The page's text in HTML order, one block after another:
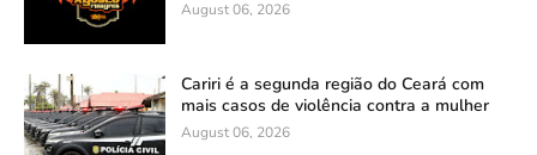
August 06, 2026
Cariri é a segunda região do Ceará com
mais casos de violência contra a mulher
August 06, 2026